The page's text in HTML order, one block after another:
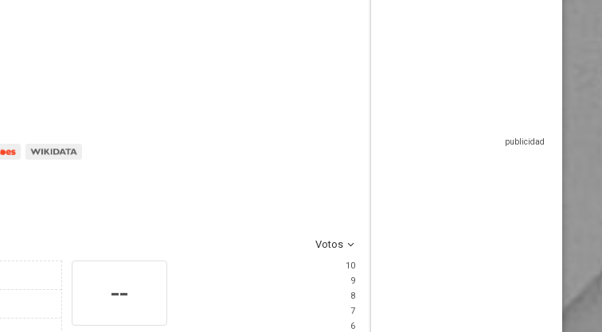
Votos
--
10
9
8
7
6